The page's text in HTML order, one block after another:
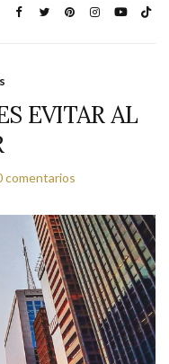
EVITAR AL
comentarios